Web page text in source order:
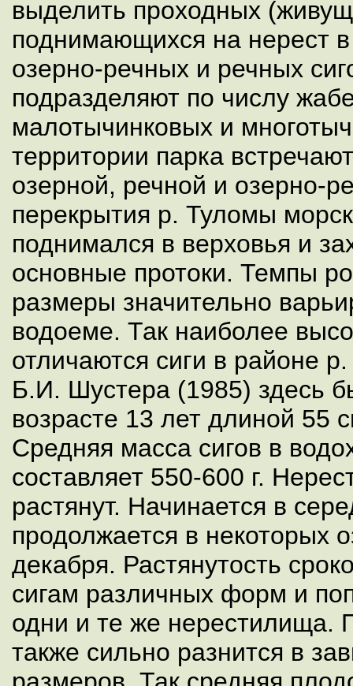
выделить проходных
поднимающихся на нерест
озерно-речных и речных
подразделяют по числу
малотычинковых и
территории парка
озерной, речной и озерно-
перекрытия р. Туломы
поднимался в верховья и
основные протоки. Темпы
размеры значительно
водоеме. Так наиболее
отличаются сиги в районе
Б.И. Шустера (1985) здесь
возрасте 13 лет длиной 55
Средняя масса сигов в
составляет 550-600 г.
растянут. Начинается в
продолжается в некоторых
декабря. Растянутость
сигам различных форм и
одни и те же нерестилища.
также сильно разнится в